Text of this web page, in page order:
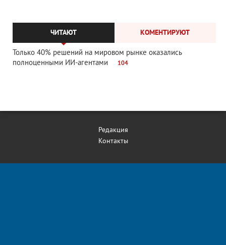
ЧИТАЮТ КОМЕНТИРУЮТ
Только 40% решений на мировом рынке оказались
полноценными ИИ-агентами
104
Редакция
Контакты